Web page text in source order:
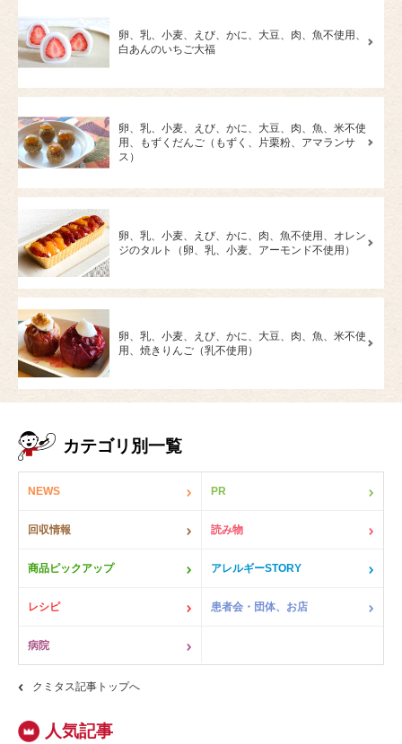
卵、乳、小麦、えび、かに、大豆、肉、魚不使用、
白あんのいちご大福
卵、乳、小麦、えび、かに、大豆、肉、魚、米不使
用、もずくだんご（もずく、片栗粉、アマランサ
ス）
卵、乳、小麦、えび、かに、肉、魚不使用、オレン
ジのタルト（卵、乳、小麦、アーモンド不使用）
卵、乳、小麦、えび、かに、大豆、肉、魚、米不使
用、焼きりんご（乳不使用）
カテゴリ別一覧
NEWS PR
回収情報 読み物
商品ピックアップ アレルギーSTORY
レシピ 患者会・団体、お店
病院
クミタス記事トップへ